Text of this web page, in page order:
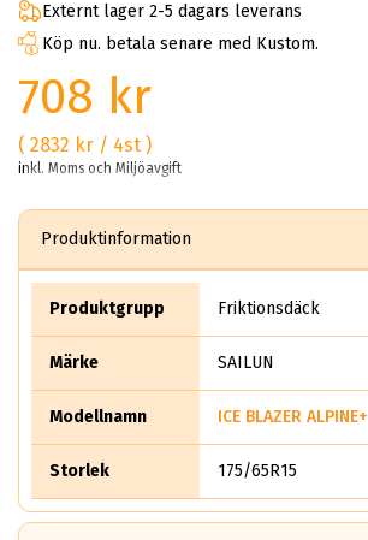
Externt lager 2-5 dagars leverans
Köp nu. betala senare med Kustom.
708 kr
( 2832 kr / 4st )
inkl. Moms och Miljöavgift
Produktinformation
Produktgrupp Friktionsdäck
Märke SAILUN
Modellnamn ICE BLAZER ALPINE+
Storlek 175/65R15